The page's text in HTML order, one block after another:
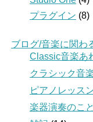
プラグイン (8)
ブログ/音楽に関わ
Classic音楽あ
クラシック音
ピアノレッス
楽器演奏のこと